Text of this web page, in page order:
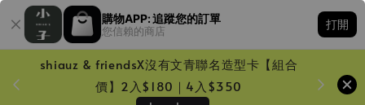
購物APP: 追蹤您的訂單
您信賴的商店
打開
shiauz & friendsX沒有文青聯名造型卡【組合
價】2入$180｜4入$350